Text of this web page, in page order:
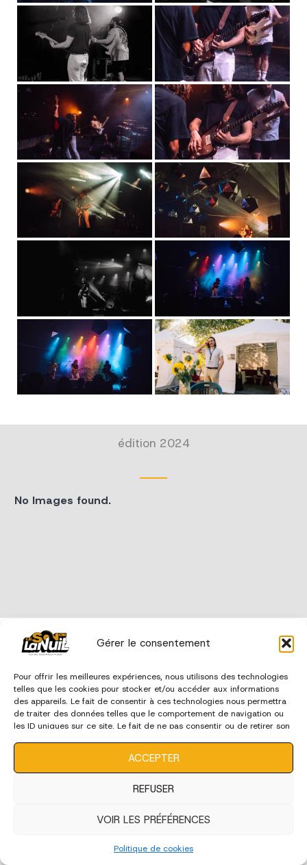
Gérer le consentement
Pour offrir les meilleures expériences, nous utilisons des technologies
telles que les cookies pour stocker et/ou accéder aux informations
des appareils. Le fait de consentir à ces technologies nous permettra
de traiter des données telles que le comportement de navigation ou
les ID uniques sur ce site. Le fait de ne pas consentir ou de retirer son
ACCEPTER
REFUSER
VOIR LES PRÉFÉRENCES
Politique de cookies
édition 2024
No Images found.
édition 2023